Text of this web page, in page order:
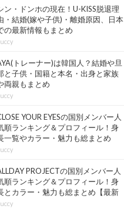
ン・ドンホの現在！U-KISS脱退理
・結婚(嫁や子供)・離婚原因、日本
の最新情報もまとめ
トレーナー)は韓国人？結婚や旦
と子供・国籍と本名・出身と家族
両親もまとめ
YOUR EYESの国別メンバー人
順ランキング＆プロフィール！身
一覧やカラー・魅力も総まとめ
最新版】
PROJECTの国別メンバー人
順ランキング＆プロフィール！身
とカラー・魅力も総まとめ【最新
】